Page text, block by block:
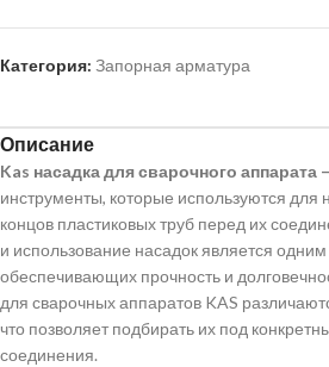
Категория: Запорная арматура
Описание
Kas насадка для сварочного аппарата
инструменты, которые используются для
концов пластиковых труб перед их
и использование насадок является
обеспечивающих прочность и
для сварочных аппаратов KAS
что позволяет подбирать их под
соединения.